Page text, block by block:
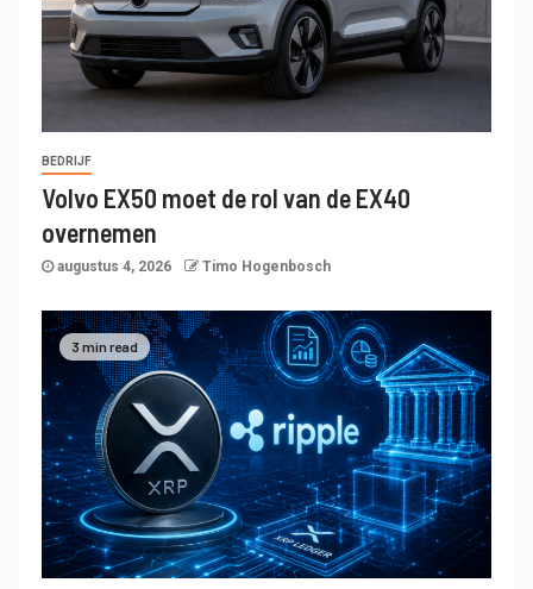
BEDRIJF
Volvo EX50 moet de rol van de EX40
overnemen
augustus 4, 2026 Timo Hogenbosch
3 min read